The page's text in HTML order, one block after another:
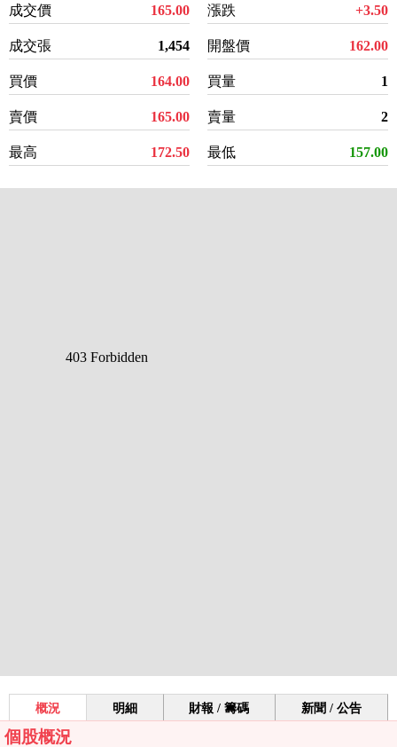
成交價 165.00
成交張 1,454
買價 164.00
賣價 165.00
最高 172.50
漲跌 +3.50
開盤價 162.00
買量 1
賣量 2
最低 157.00
概況 明細 財報 / 籌碼 新聞 / 公告
個股概況